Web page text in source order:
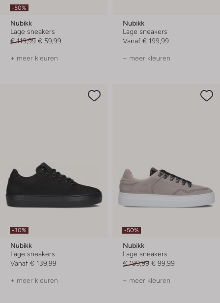
-50%
Nubikk
Lage sneakers
€ 119,99 € 59,99
+ meer kleuren
Nubikk
Lage sneakers
Vanaf € 199,99
+ meer kleuren
-30%
Nubikk
Lage sneakers
Vanaf € 139,99
+ meer kleuren
-50%
Nubikk
Lage sneakers
€ 199,99 € 99,99
+ meer kleuren